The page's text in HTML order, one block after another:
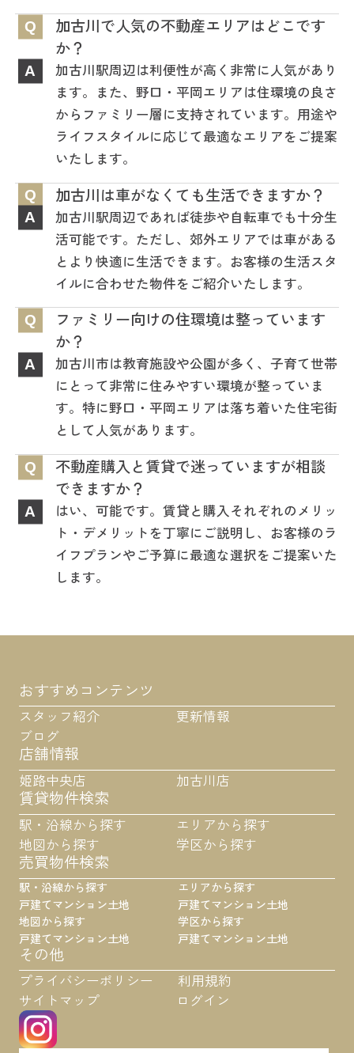
Q
加古川で人気の不動産エリアはどこです
か？
A
加古川駅周辺は利便性が高く非常に人気があり
ます。また、野口・平岡エリアは住環境の良さ
からファミリー層に支持されています。用途や
ライフスタイルに応じて最適なエリアをご提案
いたします。
Q 加古川は車がなくても生活できますか？
A
加古川駅周辺であれば徒歩や自転車でも十分生
活可能です。ただし、郊外エリアでは車がある
とより快適に生活できます。お客様の生活スタ
イルに合わせた物件をご紹介いたします。
Q
ファミリー向けの住環境は整っています
か？
A
加古川市は教育施設や公園が多く、子育て世帯
にとって非常に住みやすい環境が整っていま
す。特に野口・平岡エリアは落ち着いた住宅街
として人気があります。
Q
不動産購入と賃貸で迷っていますが相談
できますか？
A
はい、可能です。賃貸と購入それぞれのメリッ
ト・デメリットを丁寧にご説明し、お客様のラ
イフプランやご予算に最適な選択をご提案いた
します。
おすすめコンテンツ
スタッフ紹介
更新情報
ブログ
店舗情報
姫路中央店 加古川店
賃貸物件検索
駅・沿線から探す
エリアから探す
地図から探す
学区から探す
売買物件検索
駅・沿線から探す
戸建てマンション土地
地図から探す
戸建てマンション土地
エリアから探す
戸建てマンション土地
学区から探す
戸建てマンション土地
その他
プライバシーポリシー
利用規約
サイトマップ
ログイン